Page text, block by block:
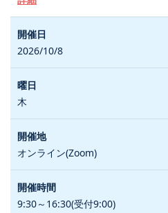
2026/10/8
木
オンライン(Zoom)
9:30～16:30(受付9:00)